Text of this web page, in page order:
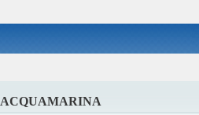
ACQUAMARINA